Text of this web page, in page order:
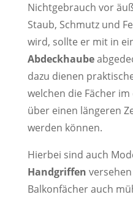
Nichtgebrauch vor
Staub, Schmutz und
wird, sollte er mit in
Abdeckhaube
dazu dienen
welchen die Fächer
über einen längeren
werden können.
Hierbei sind auch
Handgriffen
Balkonfächer auch